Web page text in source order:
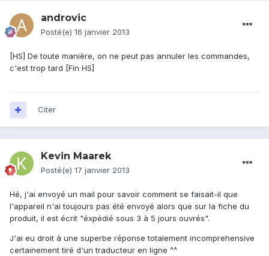
androvic
Posté(e) 16 janvier 2013
[HS] De toute manière, on ne peut pas annuler les commandes,
c'est trop tard [Fin HS]
Citer
Kevin Maarek
Posté(e) 17 janvier 2013
Hé, j'ai envoyé un mail pour savoir comment se faisait-il que
l'appareil n'ai toujours pas été envoyé alors que sur la fiche du
produit, il est écrit "éxpédié sous 3 à 5 jours ouvrés".
J'ai eu droit à une superbe réponse totalement incomprehensive
certainement tiré d'un traducteur en ligne ^^